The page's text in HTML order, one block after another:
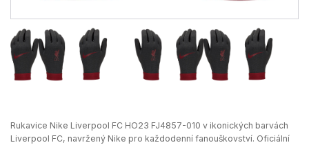
Rukavice Nike Liverpool FC HO23 FJ4857-010 v ikonických barvách
Liverpool FC, navržený Nike pro každodenní fanouškovství. Oficiální